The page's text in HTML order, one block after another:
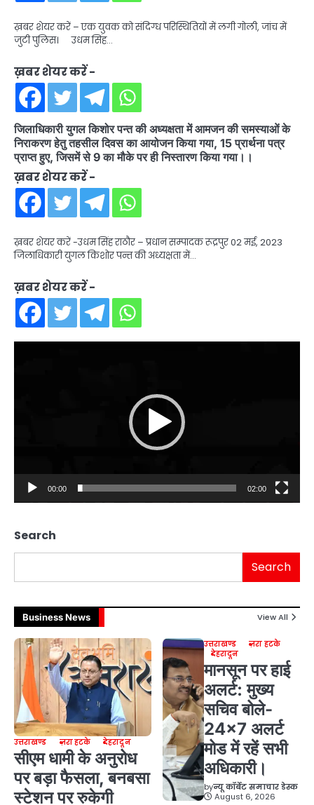
ख़बर शेयर करें – एक युवक को संदिग्ध परिस्थितियों में लगी गोली, जांच में
जुटी पुलिस। उधम सिंह…
ख़बर शेयर करें -
जिलाधिकारी युगल किशोर पन्त की अध्यक्षता में आमजन की समस्याओं के
निराकरण हेतु तहसील दिवस का आयोजन किया गया, 15 प्रार्थना पत्र
प्राप्त हुए, जिसमें से 9 का मौके पर ही निस्तारण किया गया।।
ख़बर शेयर करें -
ख़बर शेयर करें -उधम सिंह राठौर – प्रधान सम्पादक रूद्रपुर 02 मई, 2023
जिलाधिकारी युगल किशोर पन्त की अध्यक्षता में…
ख़बर शेयर करें -
00:00 02:00
Search
Search
Business News View All
उत्तराखण्ड ज़रा हटके देहरादून
सीएम धामी के अनुरोध
पर बड़ा फैसला, बनबसा
स्टेशन पर रुकेगी
उत्तराखण्ड
ज़रा हटके
देहरादून
मानसून पर हाई
अलर्ट: मुख्य
सचिव बोले-
24×7 अलर्ट
मोड में रहें सभी
अधिकारी।
byन्यू कॉर्बेट समाचार डेस्क
August 6, 2026